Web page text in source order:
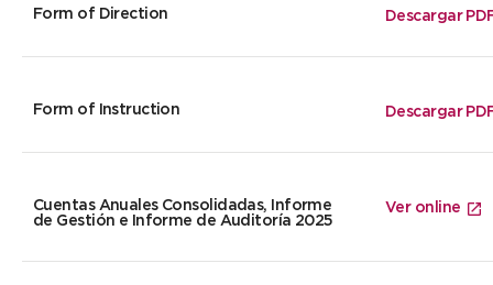
Form of Direction Descargar
Form of Instruction Descargar
Cuentas Anuales Consolidadas, Informe
de Gestión e Informe de Auditoría 2025
Ver online